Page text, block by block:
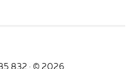
832 · © 2026